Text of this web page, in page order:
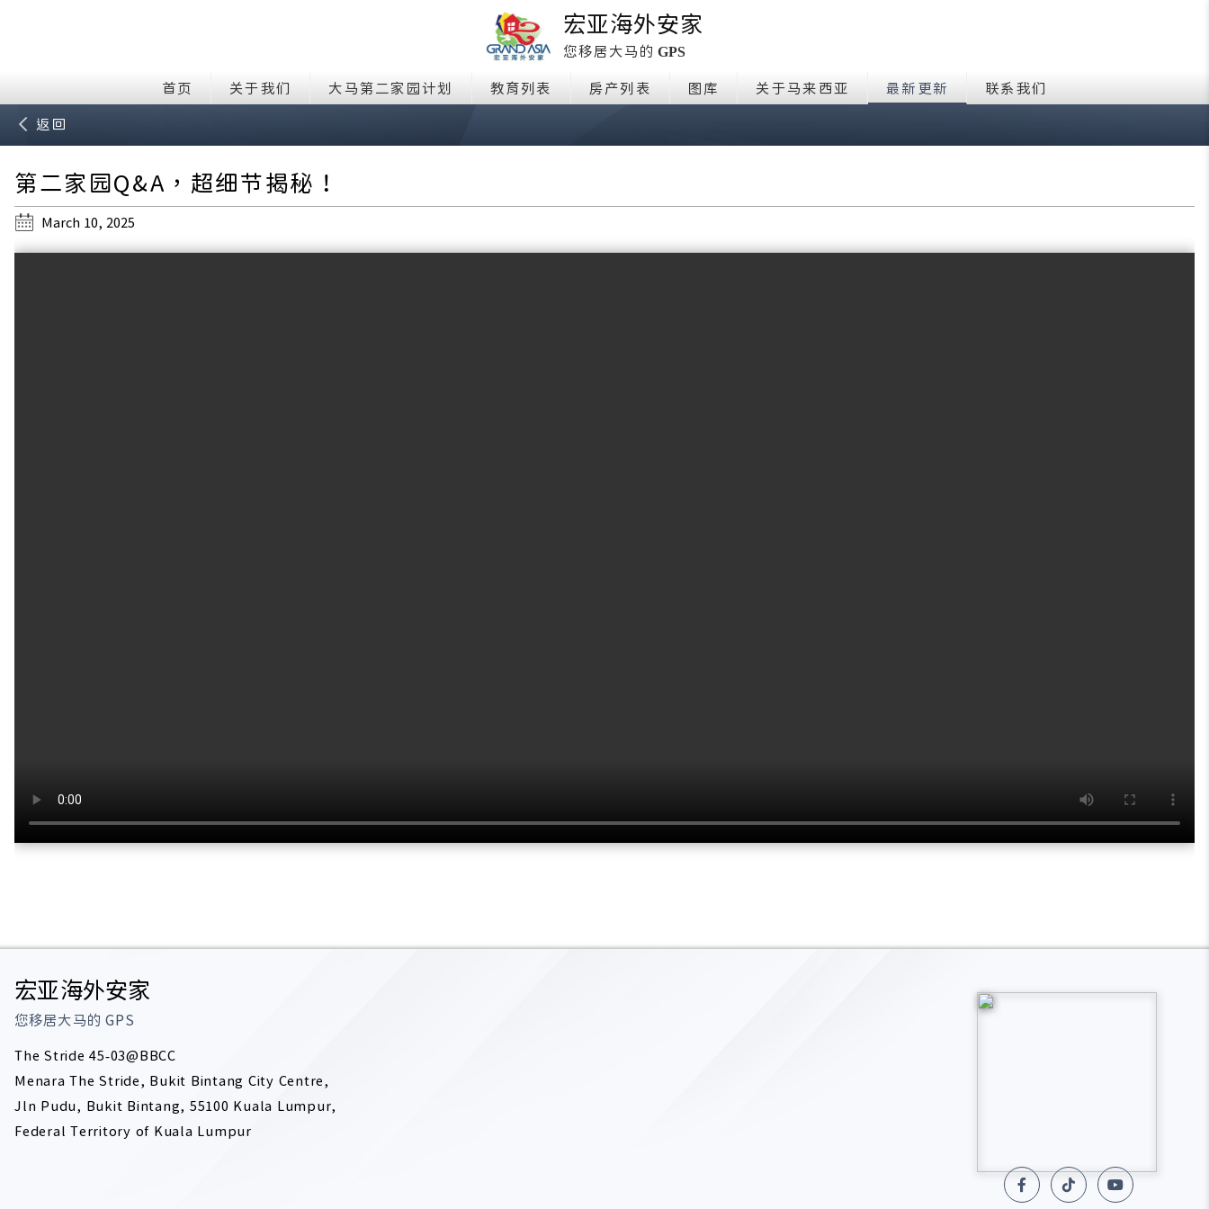
宏亚海外安家
您移居大马的 GPS
首页 关于我们 大马第二家园计划 教育列表 房产列表 图库 关于马来西亚 最新更新 联系我们
返回
第二家园Q&A，超细节揭秘！
March 10, 2025
宏亚海外安家
您移居大马的GPS
The Stride 45-03@BBCC
Menara The Stride, Bukit Bintang City Centre,
Jln Pudu, Bukit Bintang, 55100 Kuala Lumpur,
Federal Territory of Kuala Lumpur